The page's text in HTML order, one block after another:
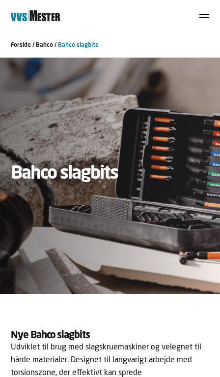
Forside /Bahco /Bahco slagbits
Bahco slagbits
Nye Bahco slagbits
Udviklet til brug med slagskruemaskiner og velegnet til
hårde materialer. Designet til langvarigt arbejde med
torsionszone, der effektivt kan sprede